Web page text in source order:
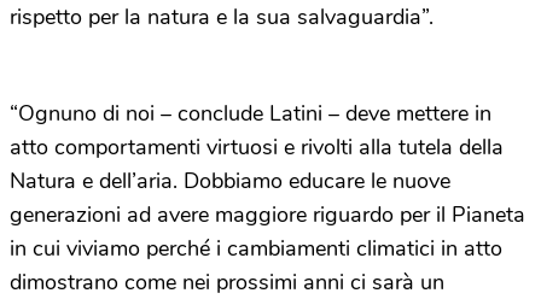
rispetto per la natura e la sua salvaguardia”.
“Ognuno di noi – conclude Latini – deve mettere in
atto comportamenti virtuosi e rivolti alla tutela della
Natura e dell’aria. Dobbiamo educare le nuove
generazioni ad avere maggiore riguardo per il Pianeta
in cui viviamo perché i cambiamenti climatici in atto
dimostrano come nei prossimi anni ci sarà un